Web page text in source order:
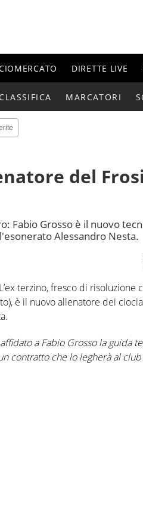
DIRETTE LIVE
CLASSIFICA MARCATORI
del
Fabio Grosso è il nuovo
Alessandro Nesta.
terzino, fresco di risoluzione
è il nuovo allenatore dei
a Fabio Grosso la guida
contratto che lo legherà al